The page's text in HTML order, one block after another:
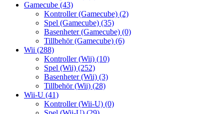
Gamecube (43)
Kontroller (Gamecube) (2)
Spel (Gamecube) (35)
Basenheter (Gamecube) (0)
Tillbehör (Gamecube) (6)
Wii (288)
Kontroller (Wii) (10)
Spel (Wii) (252)
Basenheter (Wii) (3)
Tillbehör (Wii) (28)
Wii-U (41)
Kontroller (Wii-U) (0)